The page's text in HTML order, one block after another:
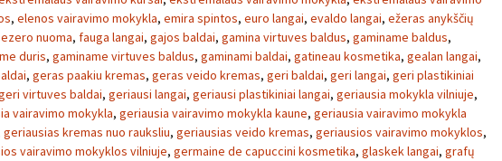
, elenos vairavimo mokykla, emira spintos, euro langai, evaldo langai, ežeras anykščių
ezero nuoma, fauga langai, gajos baldai, gamina virtuves baldus, gaminame baldus,
duris, gaminame virtuves baldus, gaminami baldai, gatineau kosmetika, gealan langai,
, geras paakiu kremas, geras veido kremas, geri baldai, geri langai, geri plastikiniai
virtuves baldai, geriausi langai, geriausi plastikiniai langai, geriausia mokykla vilniuje,
vairavimo mokykla, geriausia vairavimo mokykla kaune, geriausia vairavimo mokykla
geriausias kremas nuo rauksliu, geriausias veido kremas, geriausios vairavimo mokyklos,
vairavimo mokyklos vilniuje, germaine de capuccini kosmetika, glaskek langai, grafų